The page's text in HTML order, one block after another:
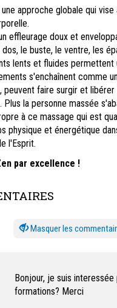
approche globale qui
effleurage doux et
le buste, le ventre, les
lents et fluides permettent
s'enchaînent comme
peuvent faire surgir et
Plus la personne massée
à ce massage qui est
physique et énergétique
l'Esprit.
par excellence !
les
Bonjour, je suis
formations? Merci